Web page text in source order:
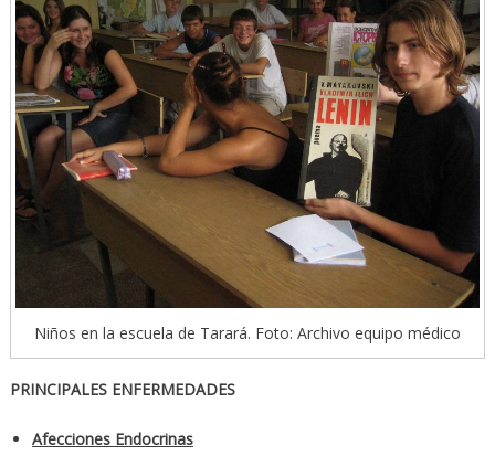
Niños en la escuela de Tarará. Foto: Archivo equipo médico
PRINCIPALES ENFERMEDADES
Afecciones Endocrinas